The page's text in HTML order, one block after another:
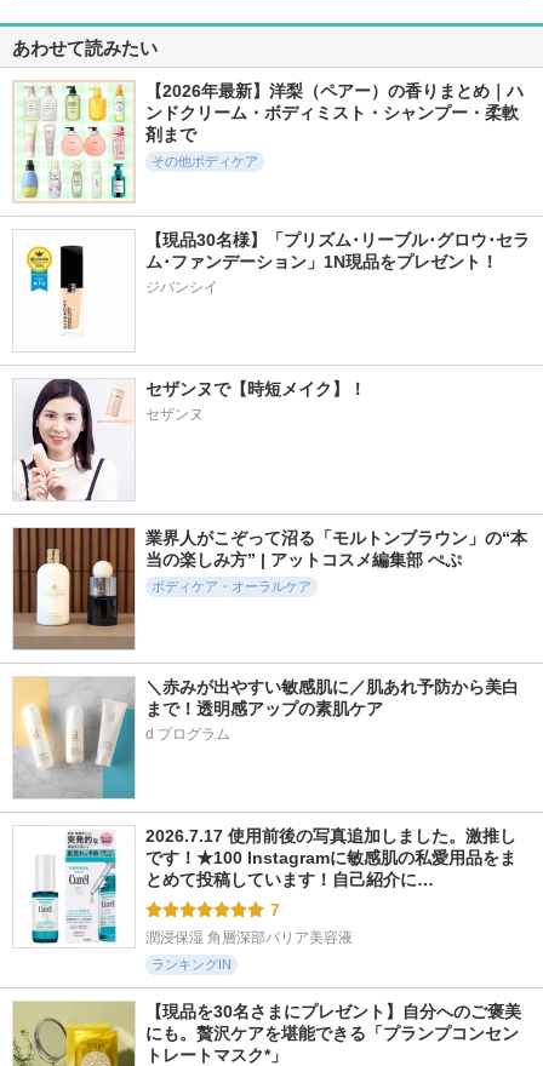
あわせて読みたい
【2026年最新】洋梨（ペアー）の香りまとめ｜ハ
ンドクリーム・ボディミスト・シャンプー・柔軟
剤まで
その他ボディケア
【現品30名様】「プリズム･リーブル･グロウ･セラ
ジバンシイ
セザンヌで【時短メイク】！
セザンヌ
業界人がこぞって沼る「モルトンブラウン」の“本
当の楽しみ方” | アットコスメ編集部 ぺぷ
ボディケア・オーラルケア
＼赤みが出やすい敏感肌に／肌あれ予防から美白
まで！透明感アップの素肌ケア
d プログラム
2026.7.17 使用前後の写真追加しました。激推し
です！★100 Instagramに敏感肌の私愛用品をま
とめて投稿しています！自己紹介に…
7
潤浸保湿 角層深部バリア美容液
ランキングIN
【現品を30名さまにプレゼント】自分へのご褒美
にも。贅沢ケアを堪能できる「プランプコンセン
トレートマスク*」